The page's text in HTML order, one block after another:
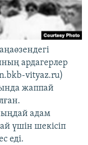
ардагерлер
vityaz.ru)
жаппай
адам
үшін шекісіп
еді.